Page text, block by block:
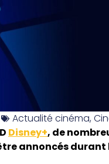
Actualité cinéma,
Disney+, de
annoncés durant